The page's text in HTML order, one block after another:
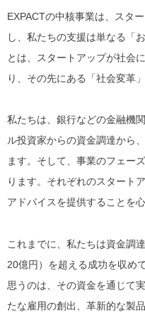
EXPACTの中核事業は、スタ
し、私たちの支援は単なる「
とは、スタートアップが社会
り、その先にある「社会変革
私たちは、銀行などの金融機
ル投資家からの資金調達から
ます。そして、事業のフェー
ります。それぞれのスタート
アドバイスを提供することを
これまでに、私たちは資金調
20億円）を超える成功を収め
思うのは、その資金を通じて
たな雇用の創出、革新的な製